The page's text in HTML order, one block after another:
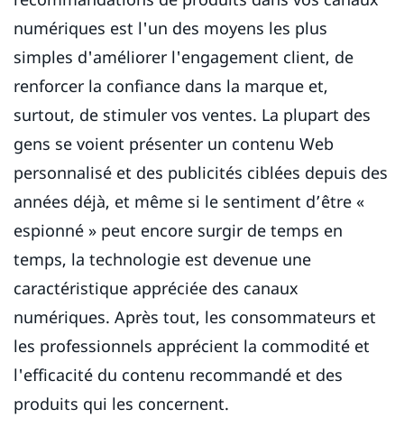
numériques est l'un des moyens les plus
simples d'améliorer l'engagement client, de
renforcer la confiance dans la marque et,
surtout, de stimuler vos ventes. La plupart des
gens se voient présenter un contenu Web
personnalisé et des publicités ciblées depuis des
années déjà, et même si le sentiment d’être «
espionné » peut encore surgir de temps en
temps, la technologie est devenue une
caractéristique appréciée des canaux
numériques. Après tout, les consommateurs et
les professionnels apprécient la commodité et
l'efficacité du contenu recommandé et des
produits qui les concernent.